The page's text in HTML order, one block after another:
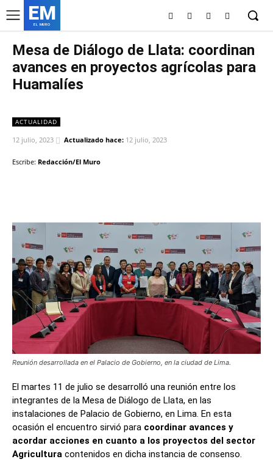
EM
EL MURO
Mesa de Diálogo de Llata: coordinan
avances en proyectos agrícolas para
Huamalíes
ACTUALIDAD
12 julio, 2023 Actualizado hace: 12 julio, 2023
Escribe: Redacción/El Muro
Reunión desarrollada en el Palacio de Gobierno, en la ciudad de Lima.
El martes 11 de julio se desarrolló una reunión entre los
integrantes de la Mesa de Diálogo de Llata, en las
instalaciones de Palacio de Gobierno, en Lima. En esta
ocasión el encuentro sirvió para coordinar avances y
acordar acciones en cuanto a los proyectos del sector
Agricultura contenidos en dicha instancia de consenso.